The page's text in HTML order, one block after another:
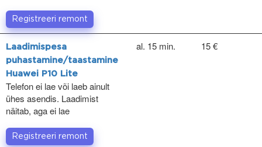
Registreeri remont
Laadimispesa
puhastamine/taastamine
Huawei P10 Lite
Telefon ei lae või laeb ainult
ühes asendis. Laadimist
näitab, aga ei lae
al. 15 min. 15 €
Registreeri remont